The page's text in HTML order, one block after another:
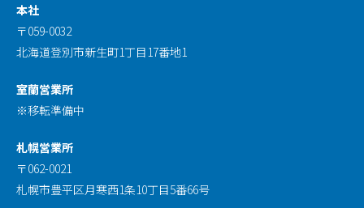
本社
〒059-0032
北海道登別市新生町1丁目17番地1
室蘭営業所
※移転準備中
札幌営業所
〒062-0021
札幌市豊平区月寒西1条10丁目5番66号